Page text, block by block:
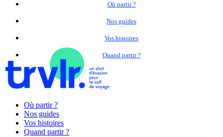
Où partir ?
Nos guides
Vos histoires
Quand partir ?
Où partir ?
Nos guides
Vos histoires
Quand partir ?